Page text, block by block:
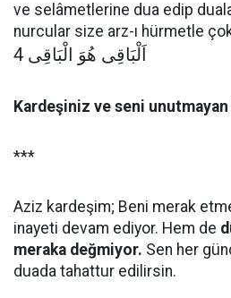
ve selâmetlerine dua edip
nurcular size arz-ı hürmetle
4 اَلْبَاقِى هُوَ الْبَاقِى
Kardeşiniz ve seni
***
Aziz kardeşim; Beni merak
inayeti devam ediyor. Hem de
meraka değmiyor. Sen her
duada tahattur edilirsin.